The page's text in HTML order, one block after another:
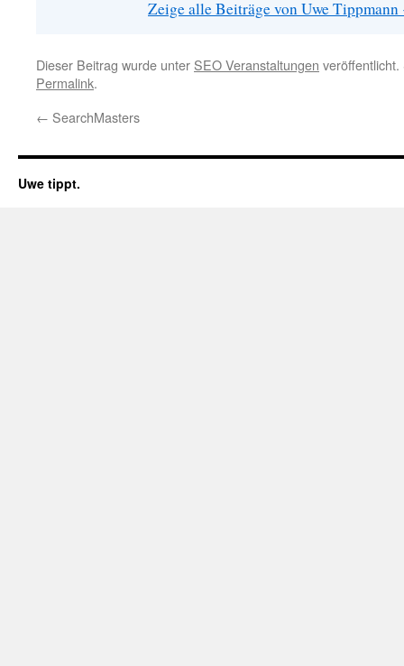
Zeige alle Beiträge von Uwe Tippmann
Dieser Beitrag wurde unter SEO Veranstaltungen
Permalink.
← SearchMasters
Uwe tippt.